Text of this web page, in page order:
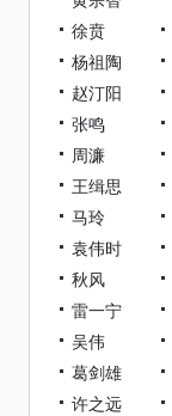
徐贲
杨祖陶
赵汀阳
张鸣
周濂
王缉思
马玲
袁伟时
秋风
雷一宁
吴伟
葛剑雄
许之远